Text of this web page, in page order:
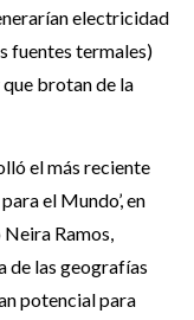
electricidad
fuentes termales)
brotan de la
el más reciente
el Mundo’, en
Ramos,
de las geografías
potencial para